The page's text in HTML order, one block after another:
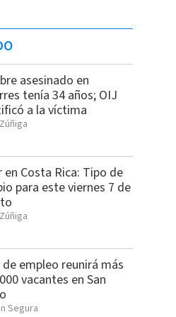
asesinado en
tenía 34 años; OIJ
a la víctima
en Costa Rica: Tipo de
para este viernes 7 de
de empleo reunirá más
vacantes en San
Segura